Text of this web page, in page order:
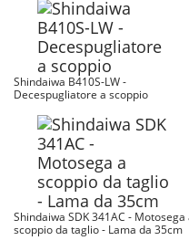
Shindaiwa B410S-LW -
Decespugliatore a scoppio
Shindaiwa SDK 341AC - Motosega
scoppio da taglio - Lama da 35cm